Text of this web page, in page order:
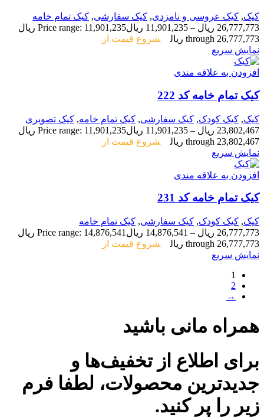
کیک, کیک عروسی و نامزدی, کیک سفارشی, کیک تمام خامه
26,777,773 ریال –
11,901,235 ریال
Price range: 11,901,235 ریال
through 26,777,773 ریال
شروع قیمت از
نمایش سریع
افزودن به علاقه مندی
کیک تمام خامه کد 222
کیک, کیک کودک, کیک سفارشی, کیک تمام خامه, کیک تصویری
23,802,467 ریال –
11,901,235 ریال
Price range: 11,901,235 ریال
through 23,802,467 ریال
شروع قیمت از
نمایش سریع
افزودن به علاقه مندی
کیک تمام خامه کد 231
کیک, کیک کودک, کیک سفارشی, کیک تمام خامه
26,777,773 ریال –
14,876,541 ریال
Price range: 14,876,541 ریال
through 26,777,773 ریال
شروع قیمت از
نمایش سریع
1
2
→
همراه مانی باشید
برای اطلاع از تخفیف‌ها و
جدیدترین محصولات، لطفا فرم
زیر را پر کنید.